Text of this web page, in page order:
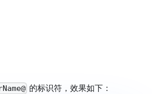
的标识符，效果如下：